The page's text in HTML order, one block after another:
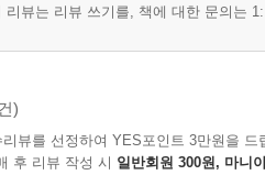
비유적 표현 때문에 뜻이 모호한
는 단계
경을 연구할 것인가? 78
부호와 모호한 부호는 성경을 이해
부호를 없애려면 언어, 특히 헬라
리뷰는 리뷰 쓰기를, 책에 대한 문의는
)
뷰를 선정하여 YES포인트 3만원을 드
후 리뷰 작성 시 일반회원 300원, 마니